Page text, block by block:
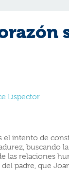
Lispector
el intento de
buscando
las relaciones
padre, que